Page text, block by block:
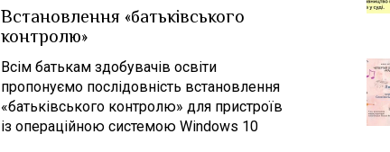
Встановлення «батьківського
контролю»
Всім батькам здобувачів освіти
пропонуємо послідовність встановлення
«батьківського контролю» для пристроїв
із операційною системою Windows 10